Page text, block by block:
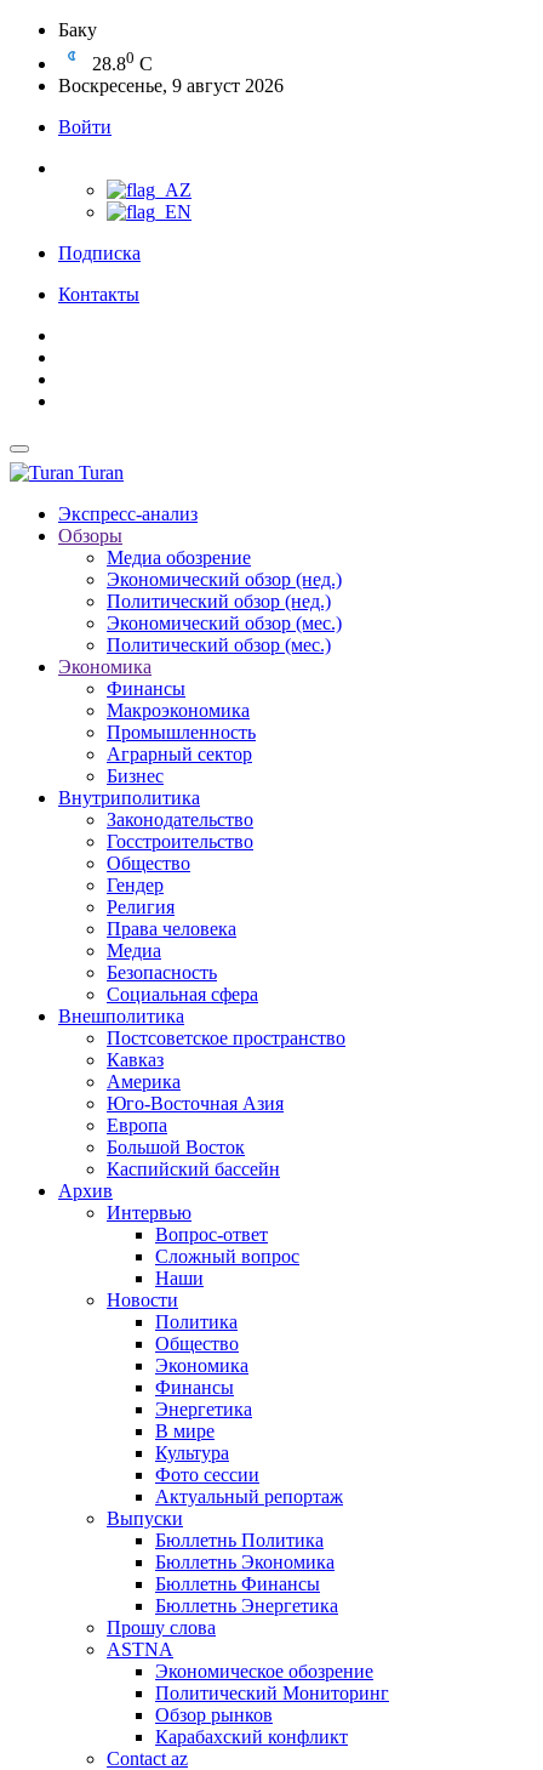
Баку
28.80 C
Воскресенье, 9 август 2026
Войти
Подписка
Контакты
Turan
Экспресс-анализ
Обзоры
Медиа обозрение
Экономический обзор (нед.)
Политический обзор (нед.)
Экономический обзор (мес.)
Политический обзор (мес.)
Экономика
Финансы
Макроэкономика
Промышленность
Аграрный сектор
Бизнес
Внутриполитика
Законодательство
Госстроительство
Общество
Гендер
Религия
Права человека
Медиа
Безопасность
Социальная сфера
Внешполитика
Постсоветское пространство
Кавказ
Америка
Юго-Восточная Азия
Европа
Большой Восток
Каспийский бассейн
Архив
Интервью
Вопрос-ответ
Сложный вопрос
Наши
Новости
Политика
Общество
Экономика
Финансы
Энергетика
В мире
Культура
Фото сессии
Актуальный репортаж
Выпуски
Бюллетнь Политика
Бюллетнь Экономика
Бюллетнь Финансы
Бюллетнь Энергетика
Прошу слова
ASTNA
Экономическое обозрение
Политический Мониторинг
Обзор рынков
Карабахский конфликт
Contact az